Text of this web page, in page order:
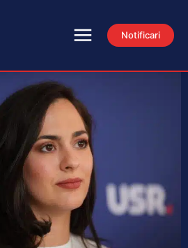
Notificari